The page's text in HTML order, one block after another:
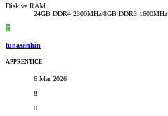
Disk ve RAM
24GB DDR4 2300MHz/8GB DDR3 1600MHz
T
tunasahhin
APPRENTICE
6 Mar 2026
8
0